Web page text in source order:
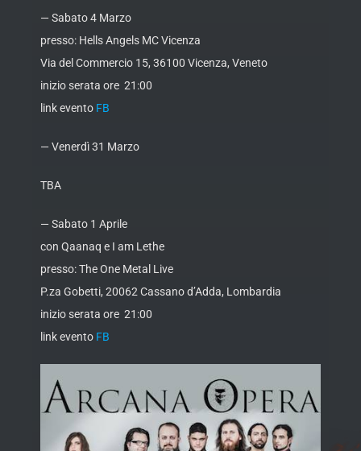
— Sabato 4 Marzo
presso: Hells Angels MC Vicenza
Via del Commercio 15, 36100 Vicenza, Veneto
inizio serata ore 21:00
link evento FB
— Venerdì 31 Marzo
TBA
— Sabato 1 Aprile
con Qaanaq e I am Lethe
presso: The One Metal Live
P.za Gobetti, 20062 Cassano d’Adda, Lombardia
inizio serata ore 21:00
link evento FB